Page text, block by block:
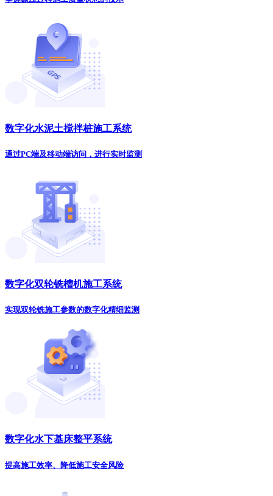
数字化水泥土搅拌桩施工系统
通过PC端及移动端访问，进行实时监测
数字化双轮铣槽机施工系统
实现双轮铣施工参数的数字化精细监测
数字化水下基床整平系统
提高施工效率、降低施工安全风险